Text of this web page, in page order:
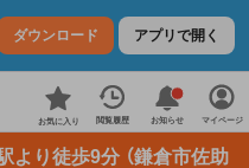
ダウンロード アプリで開く
お気に入り 閲覧履歴 お知らせ マイページ
より徒歩9分 （鎌倉市佐助